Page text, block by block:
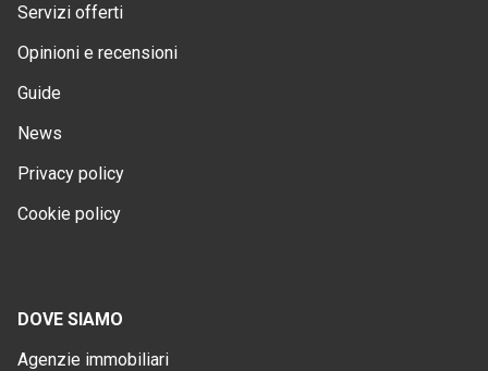
Servizi offerti
Opinioni e recensioni
Guide
News
Privacy policy
Cookie policy
DOVE SIAMO
Agenzie immobiliari